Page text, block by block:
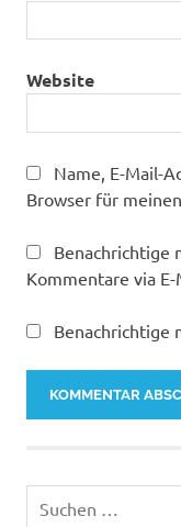
Website
Name, E-Mail-
Browser für
Benachrichtige
Kommentare via E-
Benachrichtige
Suchen